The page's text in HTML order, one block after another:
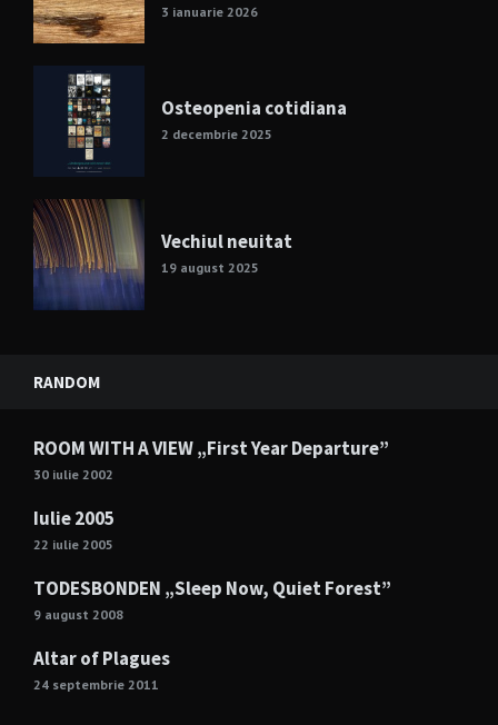
3 ianuarie 2026
Osteopenia cotidiana
2 decembrie 2025
Vechiul neuitat
19 august 2025
RANDOM
ROOM WITH A VIEW „First Year Departure”
30 iulie 2002
Iulie 2005
22 iulie 2005
TODESBONDEN „Sleep Now, Quiet Forest”
9 august 2008
Altar of Plagues
24 septembrie 2011